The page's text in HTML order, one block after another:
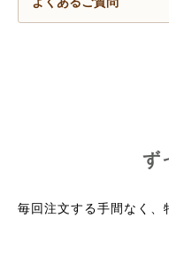
ず
毎回注文する手間なく、